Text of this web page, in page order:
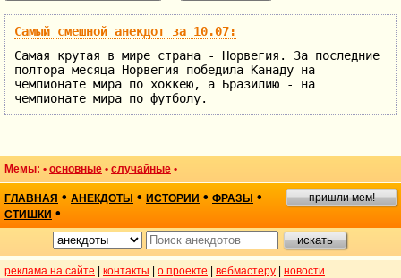
Самый смешной анекдот за 10.07:
Самая крутая в мире страна - Норвегия. За последние
полтора месяца Норвегия победила Канаду на
чемпионате мира по хоккею, а Бразилию - на
чемпионате мира по футболу.
Мемы: • основные • случайные •
ГЛАВНАЯ • АНЕКДОТЫ • ИСТОРИИ • ФРАЗЫ •
СТИШКИ •
пришли мем!
реклама на сайте контакты о проекте вебмастеру новости